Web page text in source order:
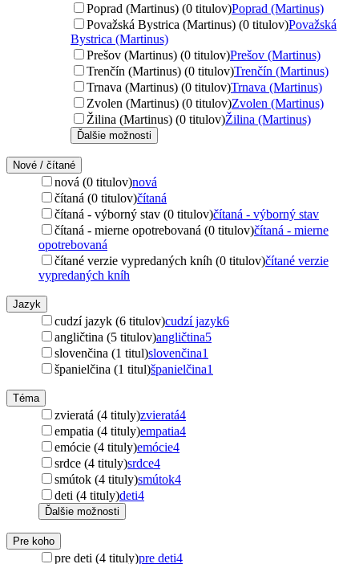
Poprad (Martinus) (0 titulov)Poprad (Martinus)
Považská Bystrica (Martinus) (0 titulov)Považská
Bystrica (Martinus)
Prešov (Martinus) (0 titulov)Prešov (Martinus)
Trenčín (Martinus) (0 titulov)Trenčín (Martinus)
Trnava (Martinus) (0 titulov)Trnava (Martinus)
Zvolen (Martinus) (0 titulov)Zvolen (Martinus)
Žilina (Martinus) (0 titulov)Žilina (Martinus)
Ďalšie možnosti
Nové / čítané
nová (0 titulov)nová
čítaná (0 titulov)čítaná
čítaná - výborný stav (0 titulov)čítaná - výborný stav
čítaná - mierne opotrebovaná (0 titulov)čítaná - mierne
opotrebovaná
čítané verzie vypredaných kníh (0 titulov)čítané verzie
vypredaných kníh
Jazyk
cudzí jazyk (6 titulov)cudzí jazyk6
angličtina (5 titulov)angličtina5
slovenčina (1 titul)slovenčina1
španielčina (1 titul)španielčina1
Téma
zvieratá (4 tituly)zvieratá4
empatia (4 tituly)empatia4
emócie (4 tituly)emócie4
srdce (4 tituly)srdce4
smútok (4 tituly)smútok4
deti (4 tituly)deti4
Ďalšie možnosti
Pre koho
pre deti (4 tituly)pre deti4